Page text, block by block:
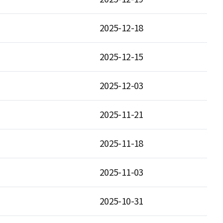
2025-12-18
2025-12-15
2025-12-03
2025-11-21
2025-11-18
2025-11-03
2025-10-31